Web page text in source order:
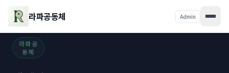
라파공동체 Admin
라파공
동체